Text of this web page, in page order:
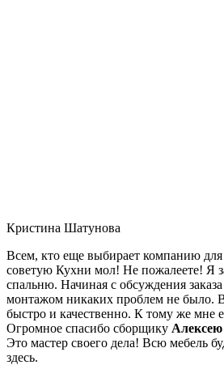
Кристина Шатунова
Всем, кто еще выбирает компанию для
советую Кухни мол! Не пожалеете! Я
спальню. Начиная с обсуждения
монтажом никаких проблем не было.
быстро и качественно. К тому же мне
Огромное спасибо сборщику Алексею
Это мастер своего дела! Всю мебель
здесь.